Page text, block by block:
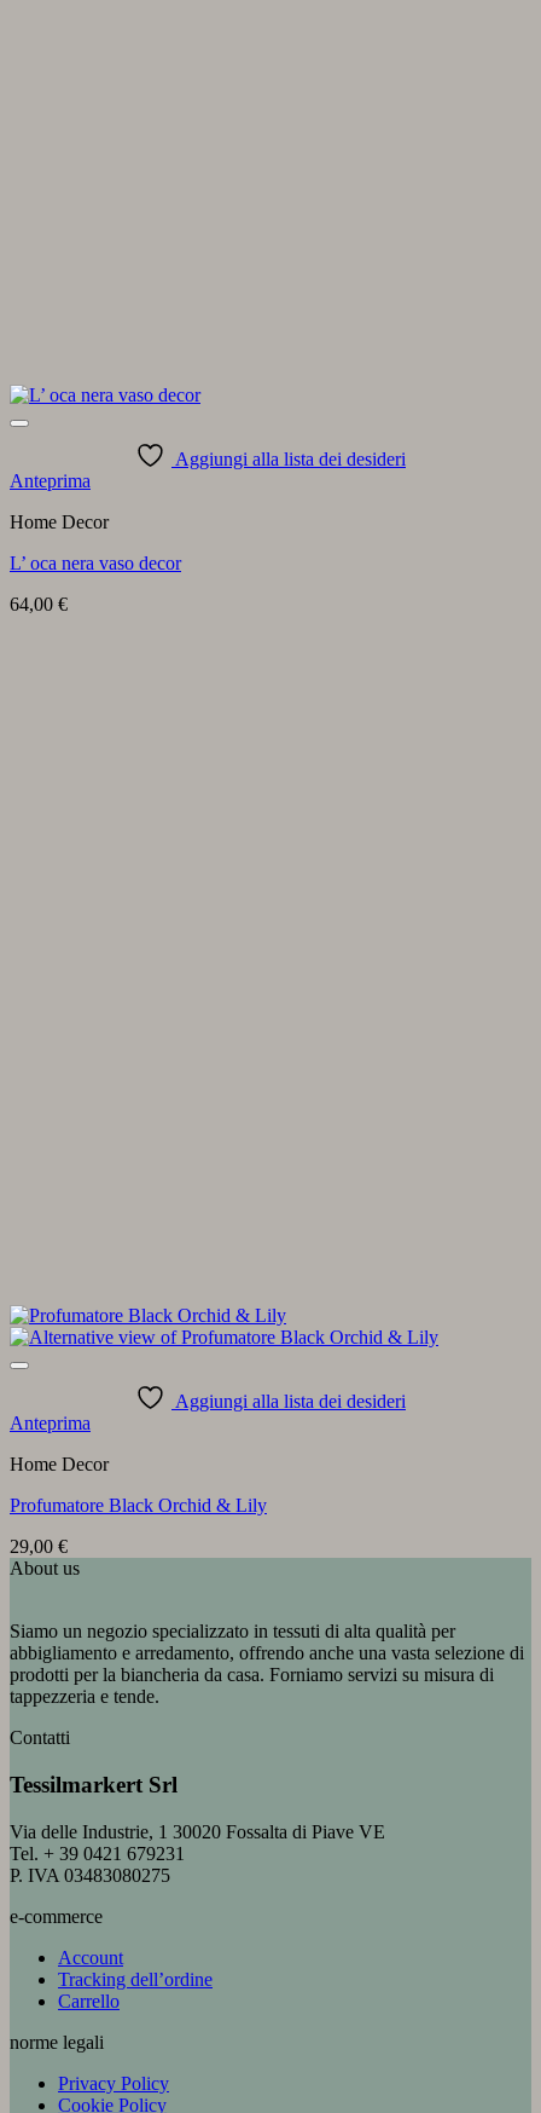
Aggiungi alla lista dei desideri
Anteprima
Home Decor
L’ oca nera vaso decor
64,00 €
Aggiungi alla lista dei desideri
Anteprima
Home Decor
Profumatore Black Orchid & Lily
29,00 €
About us
Siamo un negozio specializzato in tessuti di alta qualità per
abbigliamento e arredamento, offrendo anche una vasta selezione di
prodotti per la biancheria da casa. Forniamo servizi su misura di
tappezzeria e tende.
Contatti
Tessilmarkert Srl
Via delle Industrie, 1 30020 Fossalta di Piave VE
Tel. + 39 0421 679231
P. IVA 03483080275
e-commerce
Account
Tracking dell’ordine
Carrello
norme legali
Privacy Policy
Cookie Policy